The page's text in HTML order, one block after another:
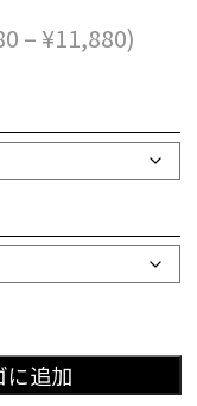
–¥11,880価
格
–
)
に追加